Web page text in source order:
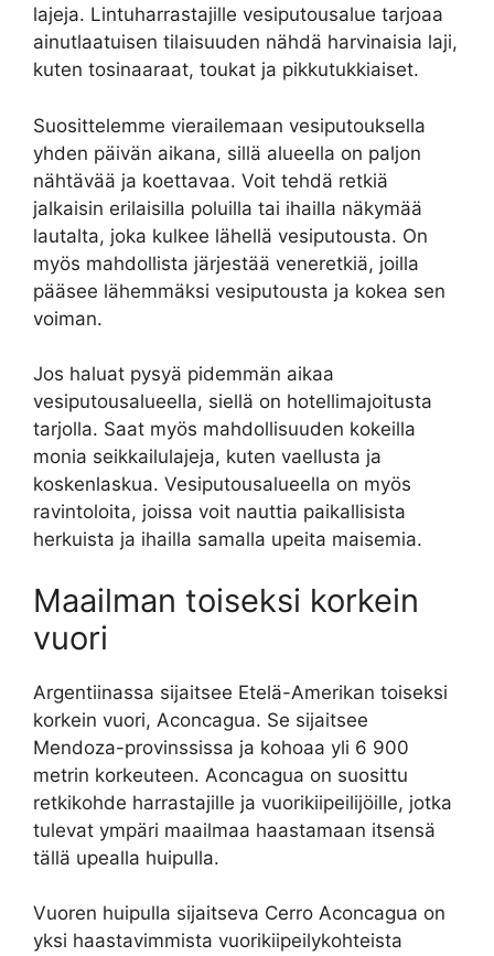
lajeja. Lintuharrastajille vesiputousalue tarjoaa
ainutlaatuisen tilaisuuden nähdä harvinaisia ​​laji,
kuten tosinaaraat, toukat ja pikkutukkiaiset.
Suosittelemme vierailemaan vesiputouksella
yhden päivän aikana, sillä alueella on paljon
nähtävää ja koettavaa. Voit tehdä retkiä
jalkaisin erilaisilla poluilla tai ihailla näkymää
lautalta, joka kulkee lähellä vesiputousta. On
myös mahdollista järjestää veneretkiä, joilla
pääsee lähemmäksi vesiputousta ja kokea sen
voiman.
Jos haluat pysyä pidemmän aikaa
vesiputousalueella, siellä on hotellimajoitusta
tarjolla. Saat myös mahdollisuuden kokeilla
monia seikkailulajeja, kuten vaellusta ja
koskenlaskua. Vesiputousalueella on myös
ravintoloita, joissa voit nauttia paikallisista
herkuista ja ihailla samalla upeita maisemia.
Maailman toiseksi korkein
vuori
Argentiinassa sijaitsee Etelä-Amerikan toiseksi
korkein vuori, Aconcagua. Se sijaitsee
Mendoza-provinssissa ja kohoaa yli 6 900
metrin korkeuteen. Aconcagua on suosittu
retkikohde harrastajille ja vuorikiipeilijöille, jotka
tulevat ympäri maailmaa haastamaan itsensä
tällä upealla huipulla.
Vuoren huipulla sijaitseva Cerro Aconcagua on
yksi haastavimmista vuorikiipeilykohteista